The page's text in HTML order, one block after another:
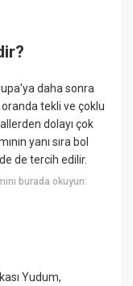
daha sonra
oranda tekli ve çoklu
dolayı çok
yanı sıra bol
de tercih edilir.
burada okuyun:
Yudum,